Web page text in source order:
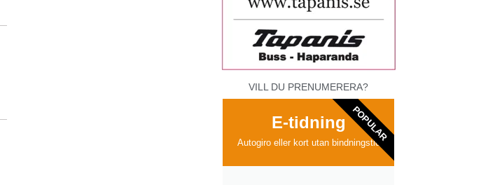
VILL DU PRENUMERERA?
E-tidning
Autogiro eller kort utan bindningstid
POPULAR